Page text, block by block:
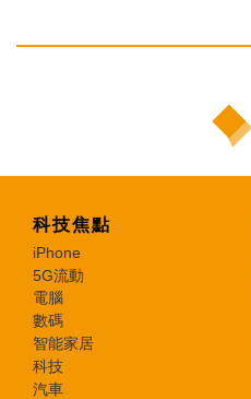
科技焦點
iPhone
5G流動
電腦
數碼
智能家居
科技
汽車